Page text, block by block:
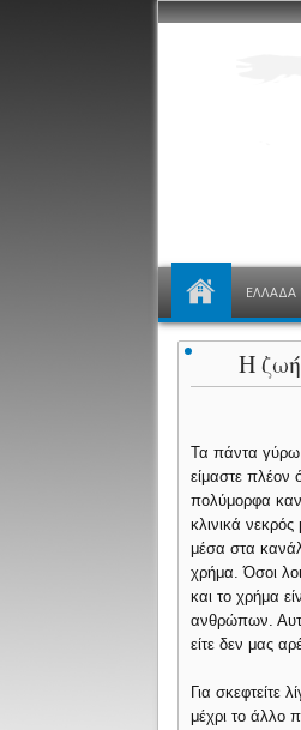
ΕΛΛΑΔΑ
Η
Τα πάντα γύρω
είμαστε πλέον
πολύμορφα
κλινικά
μέσα στα
χρήμα. Όσοι
και το χρήμα
ανθρώπων.
είτε δεν μας
Για σκεφτείτε
μέχρι το άλλο